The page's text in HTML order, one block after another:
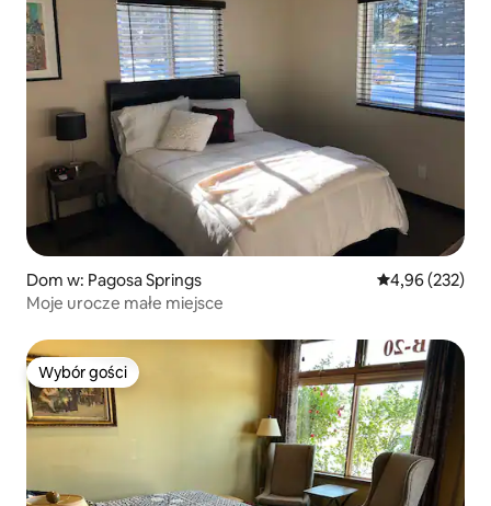
Dom w: Pagosa Springs Średnia
4,96 (232)
Moje urocze małe miejsce
Wybór gości
Wybór gości